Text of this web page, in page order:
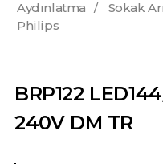
Aydınlatma /
Sokak
Philips
BRP122
240V DM TR